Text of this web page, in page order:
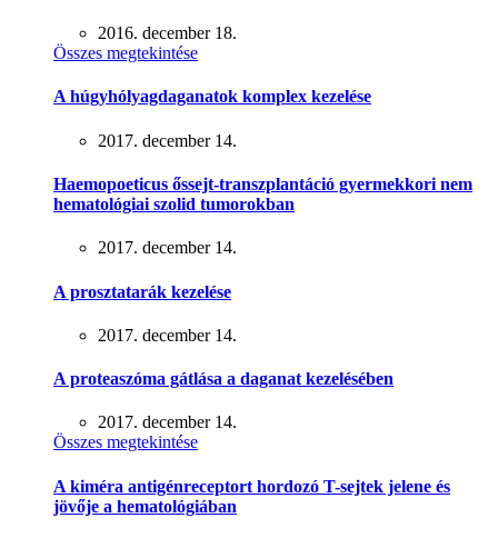
2016. december 18.
Összes megtekintése
A húgyhólyagdaganatok komplex kezelése
2017. december 14.
Haemopoeticus őssejt-transzplantáció gyermekkori nem
hematológiai szolid tumorokban
2017. december 14.
A prosztatarák kezelése
2017. december 14.
A proteaszóma gátlása a daganat kezelésében
2017. december 14.
Összes megtekintése
A kiméra antigénreceptort hordozó T-sejtek jelene és
jövője a hematológiában